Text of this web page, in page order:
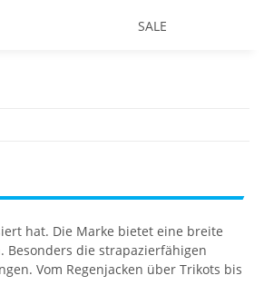
SALE
hat. Die Marke bietet eine breite
Besonders die strapazierfähigen
Vom Regenjacken über Trikots bis